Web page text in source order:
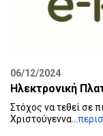
06/12/2024
Ηλεκτρονική
Στόχος να τεθεί σε
Χριστούγεννα...